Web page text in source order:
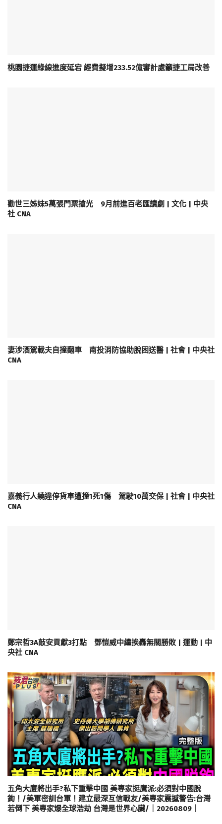
桃園捷運綠線進度延宕 經費擬增233.52億審計處籲捷工局改善
勸世三姊妹5萬張門票搶光 9月前進百老匯讀劇 | 文化 | 中央
社 CNA
妻涉酒駕載夫自撞翻車 南投消防協助脫困送醫 | 社會 | 中央社
CNA
嘉義行人繞違停貨車遭撞1死1傷 駕駛10萬交保 | 社會 | 中央社
CNA
鄭宗哲3A敲安貢獻3打點 鄧愷威中繼挨轟無關勝敗 | 運動 | 中
央社 CNA
五角大廈將出手?私下重擊中國 美專家挺鷹派:必須對中國脫
鉤！/美軍密訓台軍！建立最深互信戰友/美專家震撼警告:台灣
若倒下 美專家爆全球浩劫 台灣是世界心臟/｜20260809｜